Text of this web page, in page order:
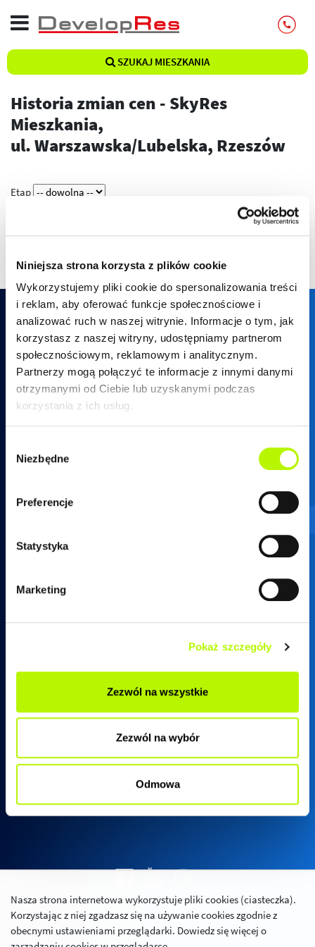
Niniejsza strona korzysta z plików cookie
Wykorzystujemy pliki cookie do spersonalizowania treści
i reklam, aby oferować funkcje społecznościowe i
analizować ruch w naszej witrynie. Informacje o tym, jak
korzystasz z naszej witryny, udostępniamy partnerom
społecznościowym, reklamowym i analitycznym.
Partnerzy mogą połączyć te informacje z innymi danymi
otrzymanymi od Ciebie lub uzyskanymi podczas
korzystania z ich usług.
zgody
Niezbędne
Preferencje
Statystyka
Marketing
Pokaż szczegóły
Zezwól na wszystkie
Zezwól na wybór
Odmowa
SZUKAJ MIESZKANIA
Historia zmian cen - SkyRes
Mieszkania,
ul. Warszawska/Lubelska, Rzeszów
Etap
17 250 26 37
tel.17 789 19 87
Biuro sprzedaży SkyRes
ul. Warszawska 18
(biurowiec SkyRes, piętro 12)
Pn - Pt: 08:00 - 17:00
Polityka prywatności
Relacje inwestorskie
Nasza strona internetowa wykorzystuje pliki cookies (ciasteczka).
Korzystając z niej zgadzasz się na używanie cookies zgodnie z
obecnymi ustawieniami przeglądarki. Dowiedz się więcej o